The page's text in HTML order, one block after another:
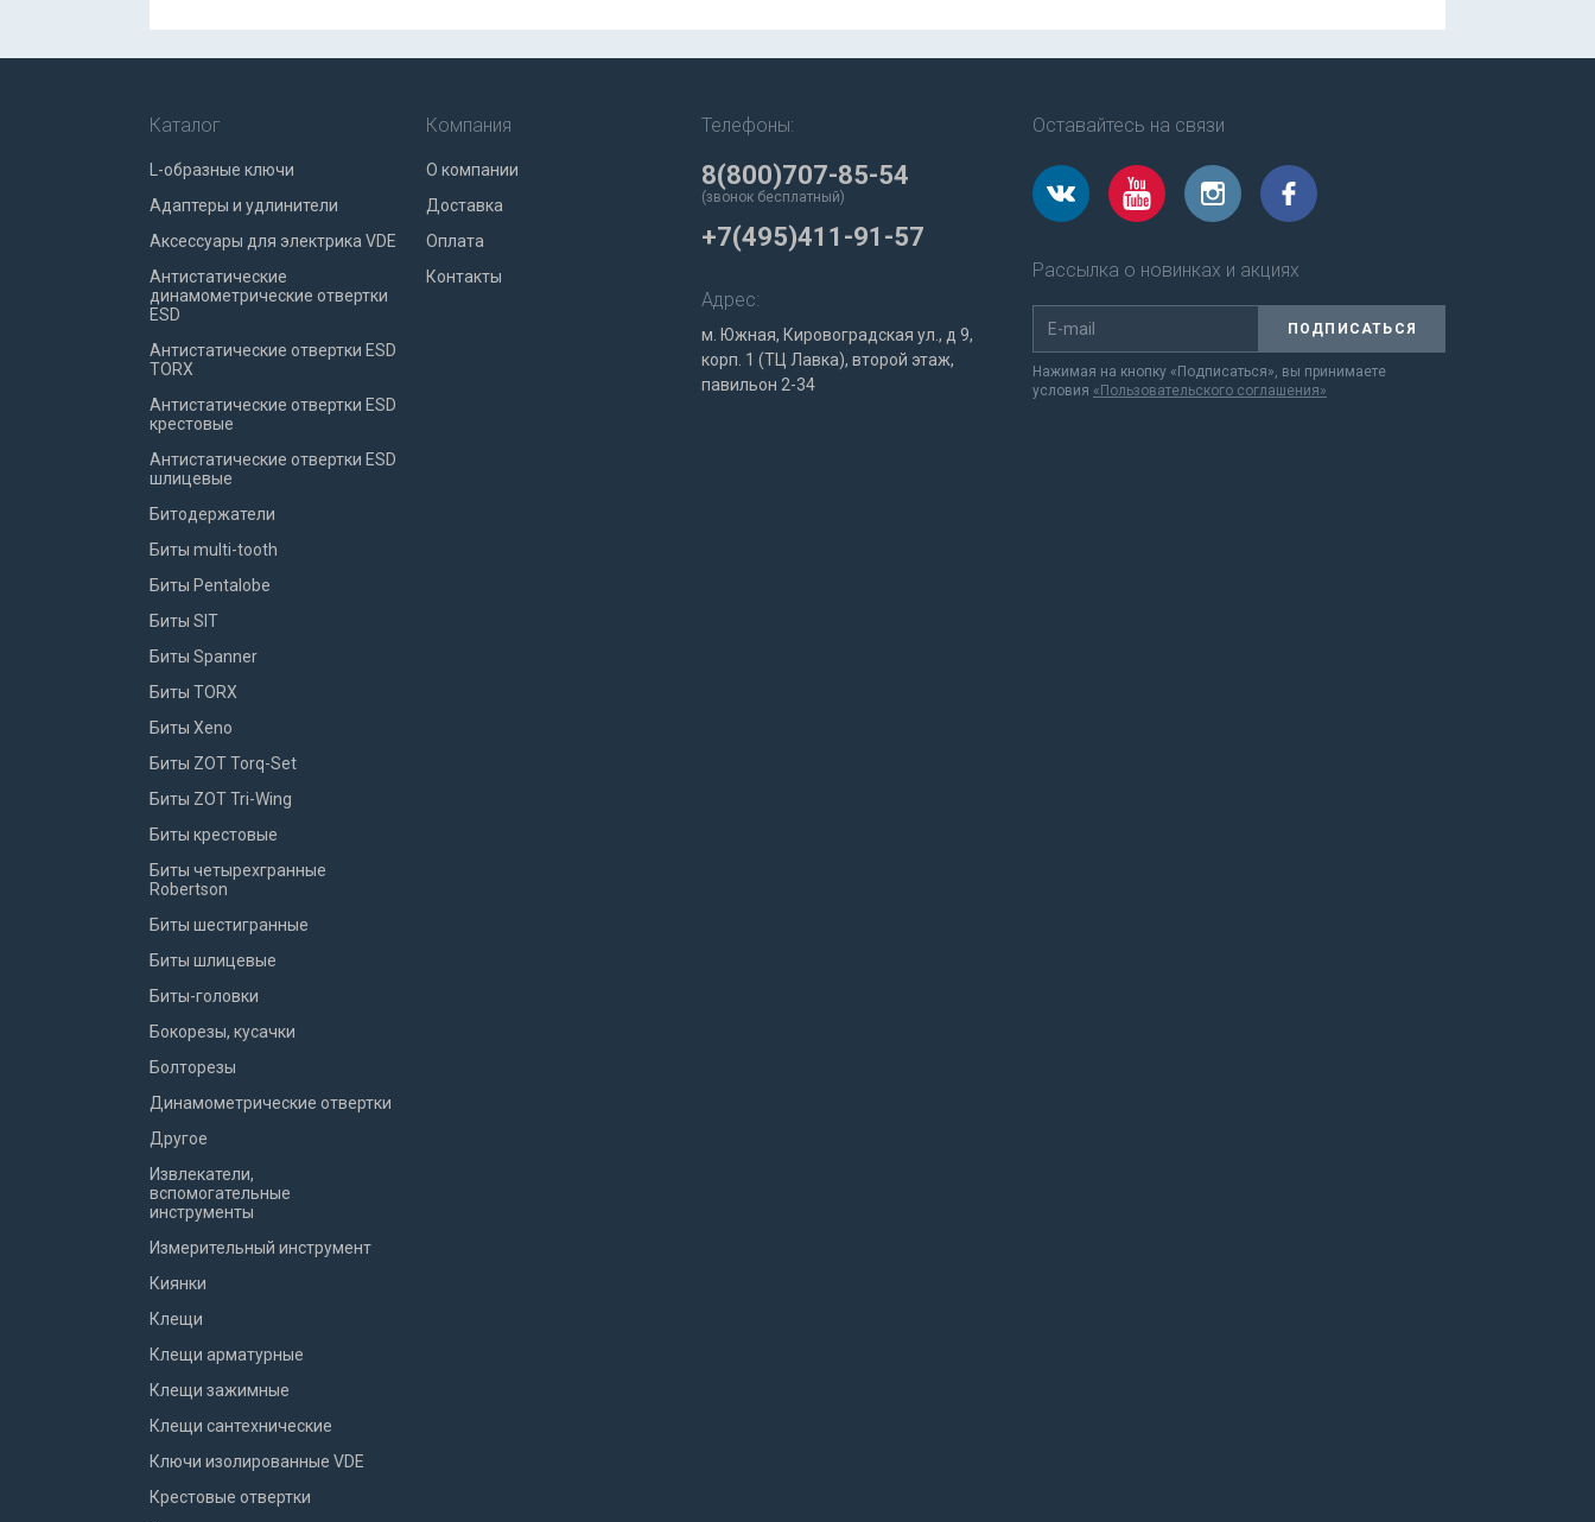
Каталог
L-образные ключи
Адаптеры и удлинители
Аксессуары для электрика VDE
Антистатические
динамометрические отвертки
ESD
Антистатические отвертки ESD
TORX
Антистатические отвертки ESD
крестовые
Антистатические отвертки ESD
шлицевые
Битодержатели
Биты multi-tooth
Биты Pentalobe
Биты SIT
Биты Spanner
Биты TORX
Биты Xeno
Биты ZOT Torq-Set
Биты ZOT Tri-Wing
Биты крестовые
Биты четырехгранные
Robertson
Биты шестигранные
Биты шлицевые
Биты-головки
Бокорезы, кусачки
Болторезы
Динамометрические отвертки
Другое
Извлекатели,
вспомогательные
инструменты
Измерительный инструмент
Киянки
Клещи
Клещи арматурные
Клещи зажимные
Клещи сантехнические
Ключи изолированные VDE
Крестовые отвертки
Компания
О компании
Доставка
Оплата
Контакты
Телефоны:
8(800)707-85-54
(звонок бесплатный)
+7(495)411-91-57
Адрес:
м. Южная, Кировоградская ул., д 9,
корп. 1 (ТЦ Лавка), второй этаж,
павильон 2-34
Оставайтесь на связи
Рассылка о новинках и акциях
ПОДПИСАТЬСЯ
Нажимая на кнопку «Подписаться», вы принимаете
условия «Пользовательского соглашения»